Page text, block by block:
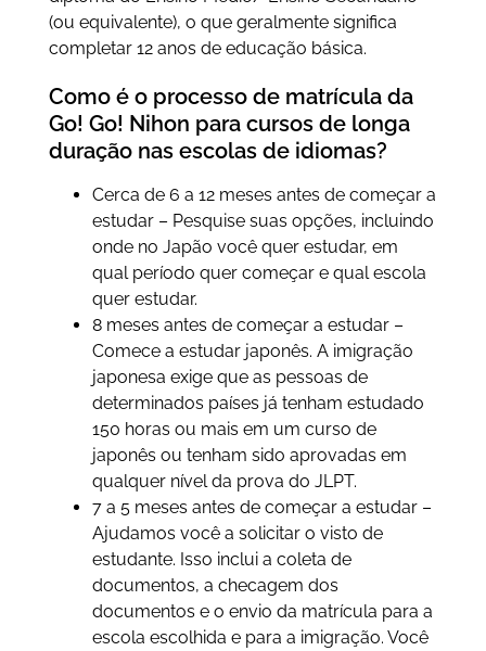
(ou equivalente), o que geralmente significa
completar 12 anos de educação básica.
Como é o processo de matrícula da
Go! Go! Nihon para cursos de longa
duração nas escolas de idiomas?
Cerca de 6 a 12 meses antes de começar a
estudar – Pesquise suas opções, incluindo
onde no Japão você quer estudar, em
qual período quer começar e qual escola
quer estudar.
8 meses antes de começar a estudar –
Comece a estudar japonês. A imigração
japonesa exige que as pessoas de
determinados países já tenham estudado
150 horas ou mais em um curso de
japonês ou tenham sido aprovadas em
qualquer nível da prova do JLPT.
7 a 5 meses antes de começar a estudar –
Ajudamos você a solicitar o visto de
estudante. Isso inclui a coleta de
documentos, a checagem dos
documentos e o envio da matrícula para a
escola escolhida e para a imigração. Você